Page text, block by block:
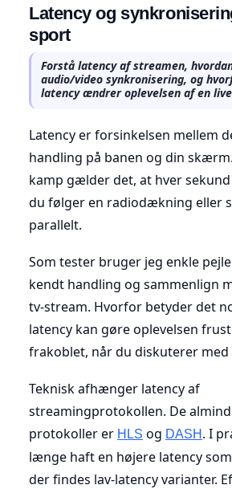
Latency og
sport
Forstå latency af streamen,
audio/video synkronisering, og
latency ændrer oplevelsen af en
Latency er forsinkelsen mellem
handling på banen og din
kamp gælder det, at hver
du følger en radiodækning eller
parallelt.
Som tester bruger jeg enkle
kendt handling og sammenlign
tv-stream. Hvorfor betyder det
latency kan gøre oplevelsen
frakoblet, når du diskuterer med
Teknisk afhænger latency af
streamingprotokollen. De
protokoller er HLS og DASH . I
længe haft en højere latency
der findes lav-latency varianter.